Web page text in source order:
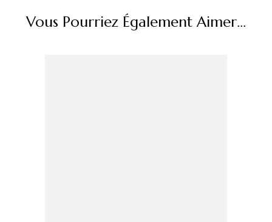
Vous Pourriez Également Aimer...